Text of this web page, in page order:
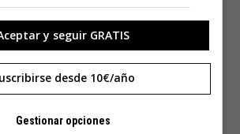
y seguir GRATIS
desde 10€/año
Gestionar opciones